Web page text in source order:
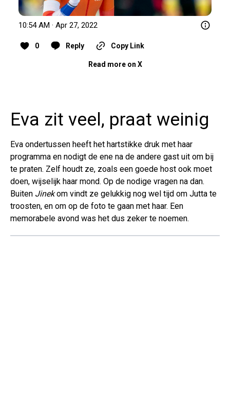
10:54 AM · Apr 27, 2022
0 Reply Copy Link
Read more on X
Eva zit veel, praat weinig
Eva ondertussen heeft het hartstikke druk met haar
programma en nodigt de ene na de andere gast uit om bij
te praten. Zelf houdt ze, zoals een goede host ook moet
doen, wijselijk haar mond. Op de nodige vragen na dan.
Buiten Jinekom vindt ze gelukkig nog wel tijd om Jutta te
troosten, en om op de foto te gaan met haar. Een
memorabele avond was het dus zeker te noemen.